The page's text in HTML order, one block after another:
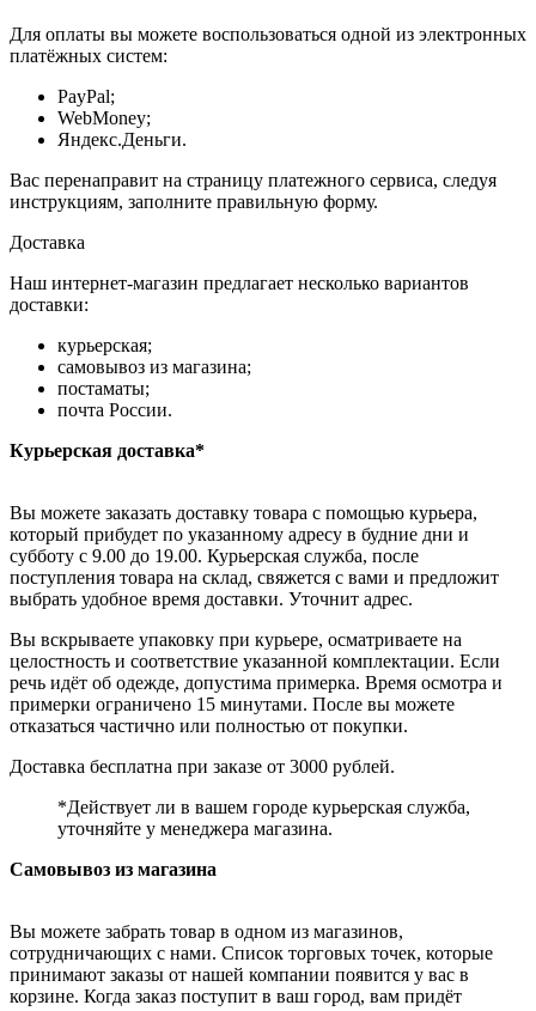
Для оплаты вы можете воспользоваться одной из электронных
платёжных систем:
PayPal;
WebMoney;
Яндекс.Деньги.
Вас перенаправит на страницу платежного сервиса, следуя
инструкциям, заполните правильную форму.
Доставка
Наш интернет-магазин предлагает несколько вариантов
доставки:
курьерская;
самовывоз из магазина;
постаматы;
почта России.
Курьерская доставка*
Вы можете заказать доставку товара с помощью курьера,
который прибудет по указанному адресу в будние дни и
субботу с 9.00 до 19.00. Курьерская служба, после
поступления товара на склад, свяжется с вами и предложит
выбрать удобное время доставки. Уточнит адрес.
Вы вскрываете упаковку при курьере, осматриваете на
целостность и соответствие указанной комплектации. Если
речь идёт об одежде, допустима примерка. Время осмотра и
примерки ограничено 15 минутами. После вы можете
отказаться частично или полностью от покупки.
Доставка бесплатна при заказе от 3000 рублей.
*Действует ли в вашем городе курьерская служба,
уточняйте у менеджера магазина.
Самовывоз из магазина
Вы можете забрать товар в одном из магазинов,
сотрудничающих с нами. Список торговых точек, которые
принимают заказы от нашей компании появится у вас в
корзине. Когда заказ поступит в ваш город, вам придёт